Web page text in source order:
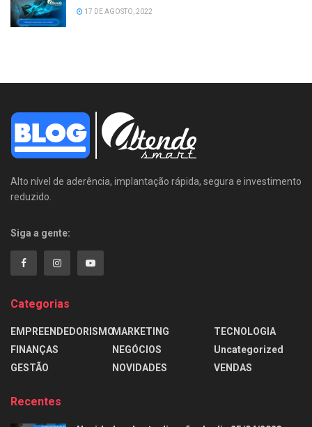
17 DE AGOSTO, 2022
Alto nível de aderência, implantação rápida, segura e investimento
reduzido.
Siga a gente:
Categorias
EMPREENDEDORISMO
FINANÇAS
GESTÃO
MARKETING
NEGÓCIOS
NOVIDADES
TECNOLOGIA
Uncategorized
VENDAS
Recentes